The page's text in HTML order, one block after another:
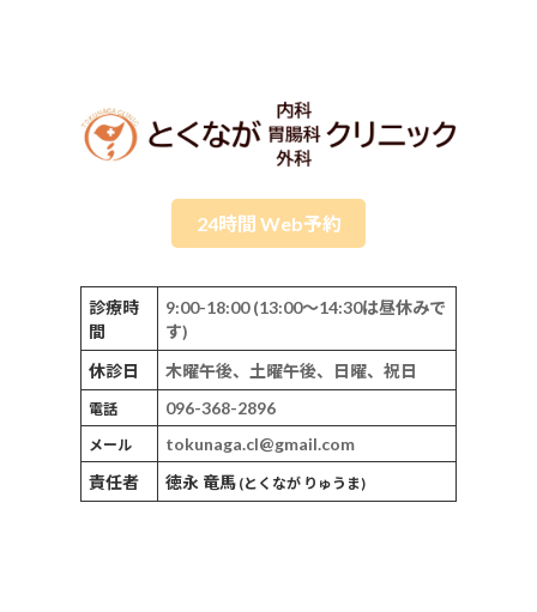
24時間 Web予約
診療時
間
9:00-18:00 (13:00～14:30は昼休みで
す)
休診日
木曜午後、土曜午後、日曜、祝日
電話 096-368-2896
メール
tokunaga.cl@gmail.com
責任者
徳永 竜馬 (とくなが りゅうま)